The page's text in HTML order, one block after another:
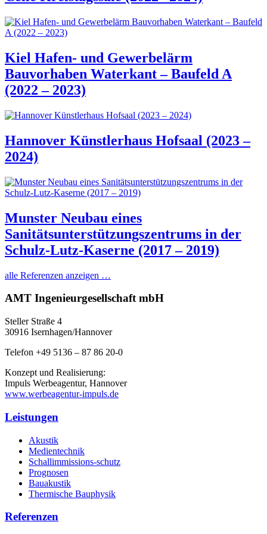
Kiel Hafen- und Gewerbelärm
Bauvorhaben Waterkant – Baufeld A
(2022 – 2023)
Hannover Künstlerhaus Hofsaal (2023 –
2024)
Munster Neubau eines
Sanitätsunterstützungszentrums in der
Schulz-Lutz-Kaserne (2017 – 2019)
alle Referenzen anzeigen …
AMT Ingenieurgesellschaft mbH
Steller Straße 4
30916 Isernhagen/Hannover
Telefon +49 5136 – 87 86 20-0
Konzept und Realisierung:
Impuls Werbeagentur, Hannover
www.werbeagentur-impuls.de
Leistungen
Akustik
Medientechnik
Schallimmissions-schutz
Prognosen
Bauakustik
Thermische Bauphysik
Referenzen